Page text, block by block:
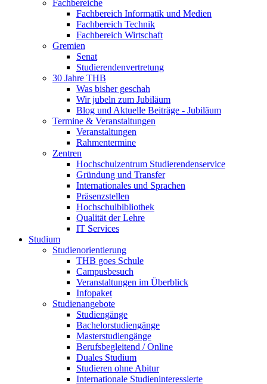
Fachbereiche
Fachbereich Informatik und Medien
Fachbereich Technik
Fachbereich Wirtschaft
Gremien
Senat
Studierendenvertretung
30 Jahre THB
Was bisher geschah
Wir jubeln zum Jubiläum
Blog und Aktuelle Beiträge - Jubiläum
Termine & Veranstaltungen
Veranstaltungen
Rahmentermine
Zentren
Hochschulzentrum Studierendenservice
Gründung und Transfer
Internationales und Sprachen
Präsenzstellen
Hochschulbibliothek
Qualität der Lehre
IT Services
Studium
Studienorientierung
THB goes Schule
Campusbesuch
Veranstaltungen im Überblick
Infopaket
Studienangebote
Studiengänge
Bachelorstudiengänge
Masterstudiengänge
Berufsbegleitend / Online
Duales Studium
Studieren ohne Abitur
Internationale Studieninteressierte